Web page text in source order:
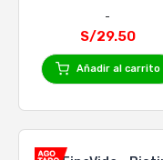
S/29.50
Añadir al carrito